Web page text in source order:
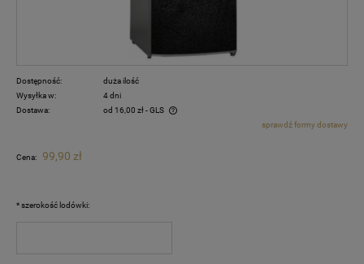
Dostępność:
duża ilość
Wysyłka w:
4 dni
Dostawa:
od 16,00 zł- GLS
Cena nie zawiera ewentualnych kosztów płatnościsprawdź formy dostawy
Cena: 99,90 zł
*szerokość lodówki: